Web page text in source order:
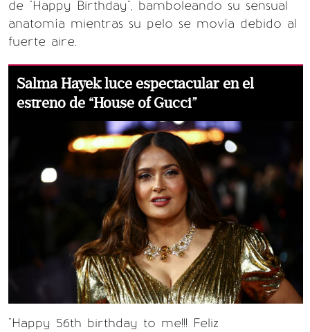
de "Happy Birthday", bamboleando su sensual
anatomía mientras su pelo se movía debido al
fuerte aire.
Salma Hayek luce espectacular en el
estreno de “House of Gucci”
"Happy 56th birthday to me!!! Feliz